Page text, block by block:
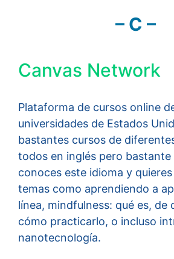
– C –
Canvas Network
Plataforma de cursos online
universidades de Estados
bastantes cursos de
todos en inglés pero
conoces este idioma y
temas como aprendiendo a
línea, mindfulness: qué es, de
cómo practicarlo, o incluso
nanotecnología.